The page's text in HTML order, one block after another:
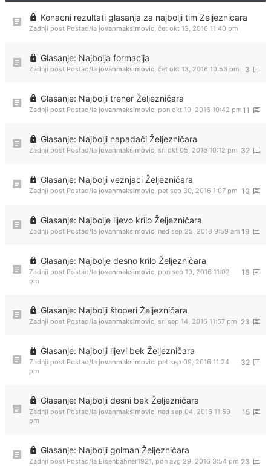
Konacni rezultati glasanja za najbolji tim Zeljeznicara
Zadnji post Postao/la jovanmaksimovic, čet okt 13, 2016 11:40 pm
Glasanje: Najbolja formacija
3
Zadnji post Postao/la jovanmaksimovic, čet okt 13, 2016 10:53 pm
Glasanje: Najbolji trener Željezničara
11
Zadnji post Postao/la jovanmaksimovic, pon okt 10, 2016 10:42 pm
Glasanje: Najbolji napadači Željezničara
32
Zadnji post Postao/la jovanmaksimovic, sri okt 05, 2016 10:12 pm
Glasanje: Najbolji veznjaci Željezničara
10
Zadnji post Postao/la jovanmaksimovic, pet sep 30, 2016 1:07 pm
Glasanje: Najbolje lijevo krilo Željezničara
19
Zadnji post Postao/la jovanmaksimovic, ned sep 25, 2016 9:59 am
Glasanje: Najbolje desno krilo Željezničara
18
Zadnji post Postao/la jovanmaksimovic, pon sep 19, 2016 11:02
pm
Glasanje: Najbolji štoperi Željezničara
23
Zadnji post Postao/la jovanmaksimovic, sri sep 14, 2016 11:57 pm
Glasanje: Najbolji lijevi bek Željezničara
32
Zadnji post Postao/la jovanmaksimovic, pet sep 09, 2016 11:24
pm
Glasanje: Najbolji desni bek Željezničara
15
Zadnji post Postao/la jovanmaksimovic, ned sep 04, 2016 11:59
pm
Glasanje: Najbolji golman Željezničara
23
Zadnji post Postao/la Eisenbahner1921, pon avg 29, 2016 3:54 pm